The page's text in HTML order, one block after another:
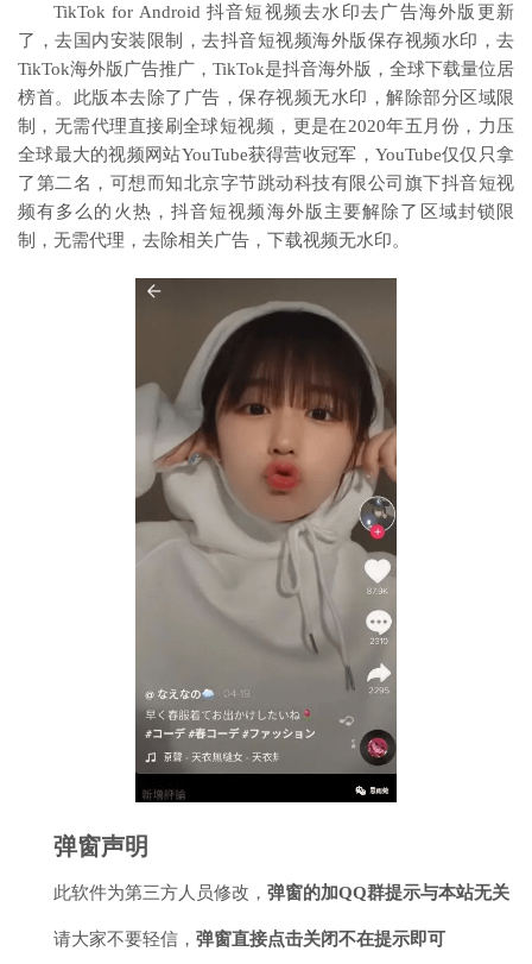
TikTok for Android 抖音短视频去水印去广告海外版更新
了，去国内安装限制，去抖音短视频海外版保存视频水印，去
TikTok海外版广告推广，TikTok是抖音海外版，全球下载量位居
榜首。此版本去除了广告，保存视频无水印，解除部分区域限
制，无需代理直接刷全球短视频，更是在2020年五月份，力压
全球最大的视频网站YouTube获得营收冠军，YouTube仅仅只拿
了第二名，可想而知北京字节跳动科技有限公司旗下抖音短视
频有多么的火热，抖音短视频海外版主要解除了区域封锁限
制，无需代理，去除相关广告，下载视频无水印。
弹窗声明
此软件为第三方人员修改， 弹窗的加QQ群提示与本站无关
请大家不要轻信， 弹窗直接点击关闭不在提示即可